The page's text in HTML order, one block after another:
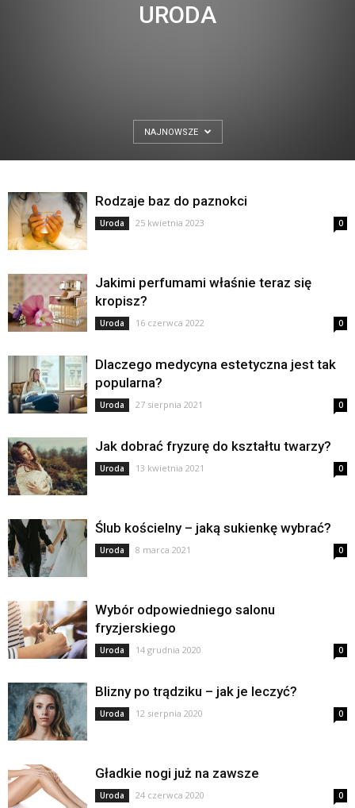
URODA
NAJNOWSZE
Rodzaje baz do paznokci
Uroda 25 kwietnia 2023 0
Jakimi perfumami właśnie teraz się
kropisz?
Uroda 16 czerwca 2022 0
Dlaczego medycyna estetyczna jest tak
popularna?
Uroda 27 sierpnia 2021 0
Jak dobrać fryzurę do kształtu twarzy?
Uroda 13 kwietnia 2021 0
Ślub kościelny – jaką sukienkę wybrać?
Uroda 8 marca 2021 0
Wybór odpowiedniego salonu
fryzjerskiego
Uroda 14 grudnia 2020 0
Blizny po trądziku – jak je leczyć?
Uroda 12 sierpnia 2020 0
Gładkie nogi już na zawsze
Uroda 24 czerwca 2020 0